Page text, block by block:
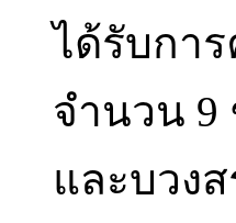
ได้รับกา
จำนวน
และบวง